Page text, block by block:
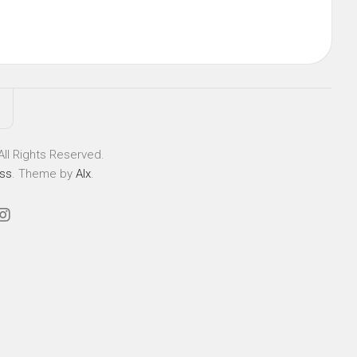
Rights Reserved.
. Theme by Alx.